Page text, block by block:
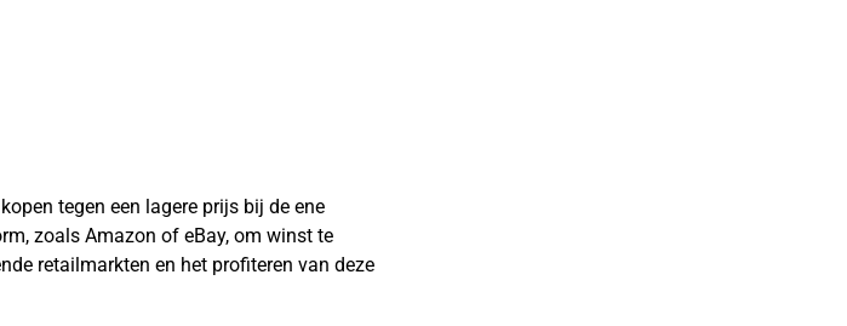
tegen een lagere prijs bij de ene
zoals Amazon of eBay, om winst te
retailmarkten en het profiteren van deze